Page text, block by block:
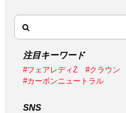
注目キーワード
#フェアレディZ #クラウン
#カーボンニュートラル
SNS